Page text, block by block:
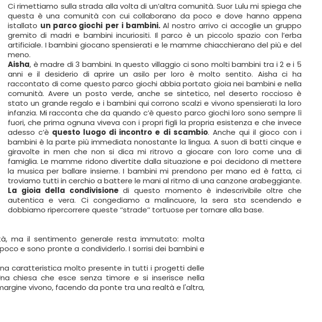
Ci rimettiamo sulla strada alla volta di un’altra comunità. Suor Lulu mi spiega che
questa è una comunità con cui collaborano da poco e dove hanno appena
istallato un parco giochi per i bambini.Al nostro arrivo ci accoglie un gruppo
gremito di madri e bambini incuriositi. Il parco è un piccolo spazio con l’erba
artificiale. I bambini giocano spensierati e le mamme chiacchierano del più e del
meno.
Aisha, è madre di 3 bambini. In questo villaggio ci sono molti bambini tra i 2 e i 5
anni e il desiderio di aprire un asilo per loro è molto sentito. Aisha ci ha
raccontato di come questo parco giochi abbia portato gioia nei bambini e nella
comunità. Avere un posto verde, anche se sintetico, nel deserto roccioso è
stato un grande regalo e i bambini qui corrono scalzi e vivono spensierati la loro
infanzia. Mi racconta che da quando c’è questo parco giochi loro sono sempre lì
fuori, che prima ognuna viveva con i propri figli la propria esistenza e che invece
adesso c’è questo luogo di incontro e di scambio. Anche qui il gioco con i
bambini è la parte più immediata nonostante la lingua. A suon di batti cinque e
giravolte in men che non si dica mi ritrovo a giocare con loro come una di
famiglia. Le mamme ridono divertite dalla situazione e poi decidono di mettere
la musica per ballare insieme. I bambini mi prendono per mano ed è fatta, ci
troviamo tutti in cerchio a battere le mani al ritmo di una canzone arabeggiante.
La gioia della condivisionedi questo momento è indescrivibile oltre che
autentica e vera. Ci congediamo a malincuore, la sera sta scendendo e
dobbiamo ripercorrere queste ‘’strade’’ tortuose per tornare alla base.
ma il sentimento generale resta immutato: molta
e sono pronte a condividerlo. I sorrisi dei bambini e
caratteristica molto presente in tutti i progetti delle
chiesa che esce senza timore e si inserisce nella
vivono, facendo da ponte tra una realtà e l'altra,